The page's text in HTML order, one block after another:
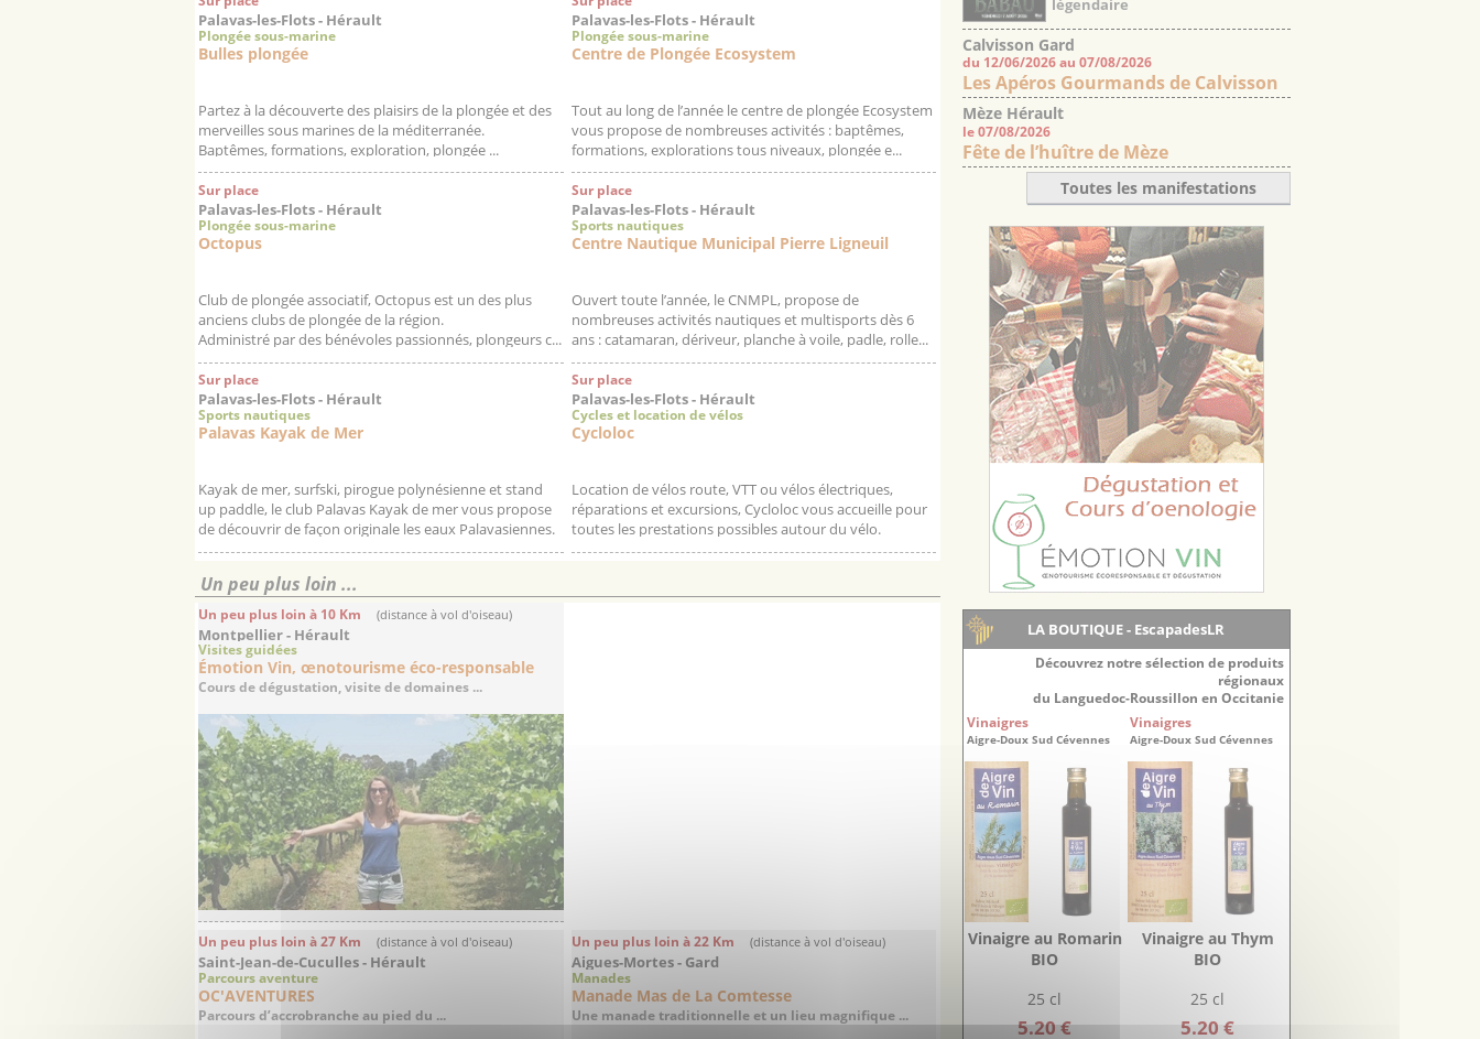
Palavas-les-Flots - Hérault
Plongée sous-marine
Bulles plongée
Partez à la découverte des plaisirs de la plongée et des
merveilles sous marines de la méditerranée.
Baptêmes, formations, exploration, plongée ...
Palavas-les-Flots - Hérault
Plongée sous-marine
Centre de Plongée Ecosystem
Tout au long de l’année le centre de plongée Ecosystem
vous propose de nombreuses activités : baptêmes,
formations, explorations tous niveaux, plongée e...
Sur place
Palavas-les-Flots - Hérault
Plongée sous-marine
Octopus
Club de plongée associatif, Octopus est un des plus
anciens clubs de plongée de la région.
Administré par des bénévoles passionnés, plongeurs c...
Sur place
Palavas-les-Flots - Hérault
Sports nautiques
Centre Nautique Municipal Pierre Ligneuil
Ouvert toute l’année, le CNMPL, propose de
nombreuses activités nautiques et multisports dès 6
ans : catamaran, dériveur, planche à voile, padle, rolle...
Sur place
Palavas-les-Flots - Hérault
Sports nautiques
Palavas Kayak de Mer
Kayak de mer, surfski, pirogue polynésienne et stand
up paddle, le club Palavas Kayak de mer vous propose
de découvrir de façon originale les eaux Palavasiennes.
Initiatio...
Sur place
Palavas-les-Flots - Hérault
Cycles et location de vélos
Cycloloc
Location de vélos route, VTT ou vélos électriques,
réparations et excursions, Cycloloc vous accueille pour
toutes les prestations possibles autour du vélo.
A...
Un peu plus loin ...
Un peu plus loin à 10 Km (distance à vol d'oiseau)
Montpellier - Hérault
Visites guidées
Émotion Vin, œnotourisme éco-responsable
Cours de dégustation, visite de domaines ...
Un peu plus loin à 27 Km (distance à vol d'oiseau)
Saint-Jean-de-Cuculles - Hérault
Parcours aventure
OC'AVENTURES
Parcours d’accrobranche au pied du ...
Un peu plus loin à 22 Km (distance à vol d'oiseau)
Aigues-Mortes - Gard
Manades
Manade Mas de La Comtesse
Une manade traditionnelle et un lieu magnifique ...
légendaire
Calvisson Gard
du 12/06/2026 au 07/08/2026
Les Apéros Gourmands de Calvisson
Mèze Hérault
le 07/08/2026
Fête de l’huître de Mèze
Toutes les manifestations
LA BOUTIQUE - EscapadesLR
Découvrez notre sélection de produits
régionaux
du Languedoc-Roussillon en Occitanie
Vinaigres
Aigre-Doux Sud Cévennes
Vinaigre au Romarin
BIO
25 cl
5.20 €
Vinaigres
Aigre-Doux Sud Cévennes
Vinaigre au Thym
BIO
25 cl
5.20 €